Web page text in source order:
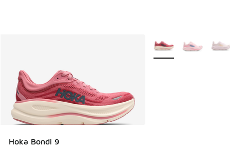
Hoka Bondi 9
Meer kleuren